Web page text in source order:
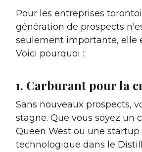
Pour les entreprises
génération de prospects
seulement importante, elle
Voici pourquoi :
1. Carburant pour la
Sans nouveaux prospects,
stagne. Que vous soyez un
Queen West ou une startup
technologique dans le